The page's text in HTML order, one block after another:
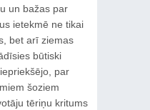
un bažas par
ietekmē ne tikai
bet arī ziemas
būtiski
par
šoziem
tēriņu kritums